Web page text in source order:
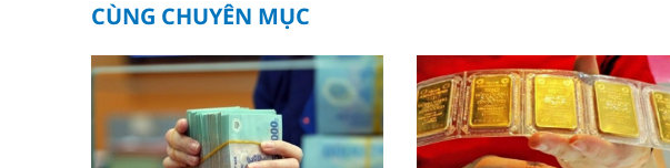
CÙNG CHUYÊN MỤC